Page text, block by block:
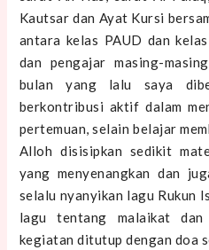
Kautsar dan Ayat Kursi
antara kelas PAUD dan
dan pengajar masing-
bulan yang lalu saya
berkontribusi aktif dalam
pertemuan, selain belajar
Alloh disisipkan sedikit
yang menyenangkan dan
selalu nyanyikan lagu Rukun
lagu tentang malaikat dan
kegiatan ditutup dengan doa